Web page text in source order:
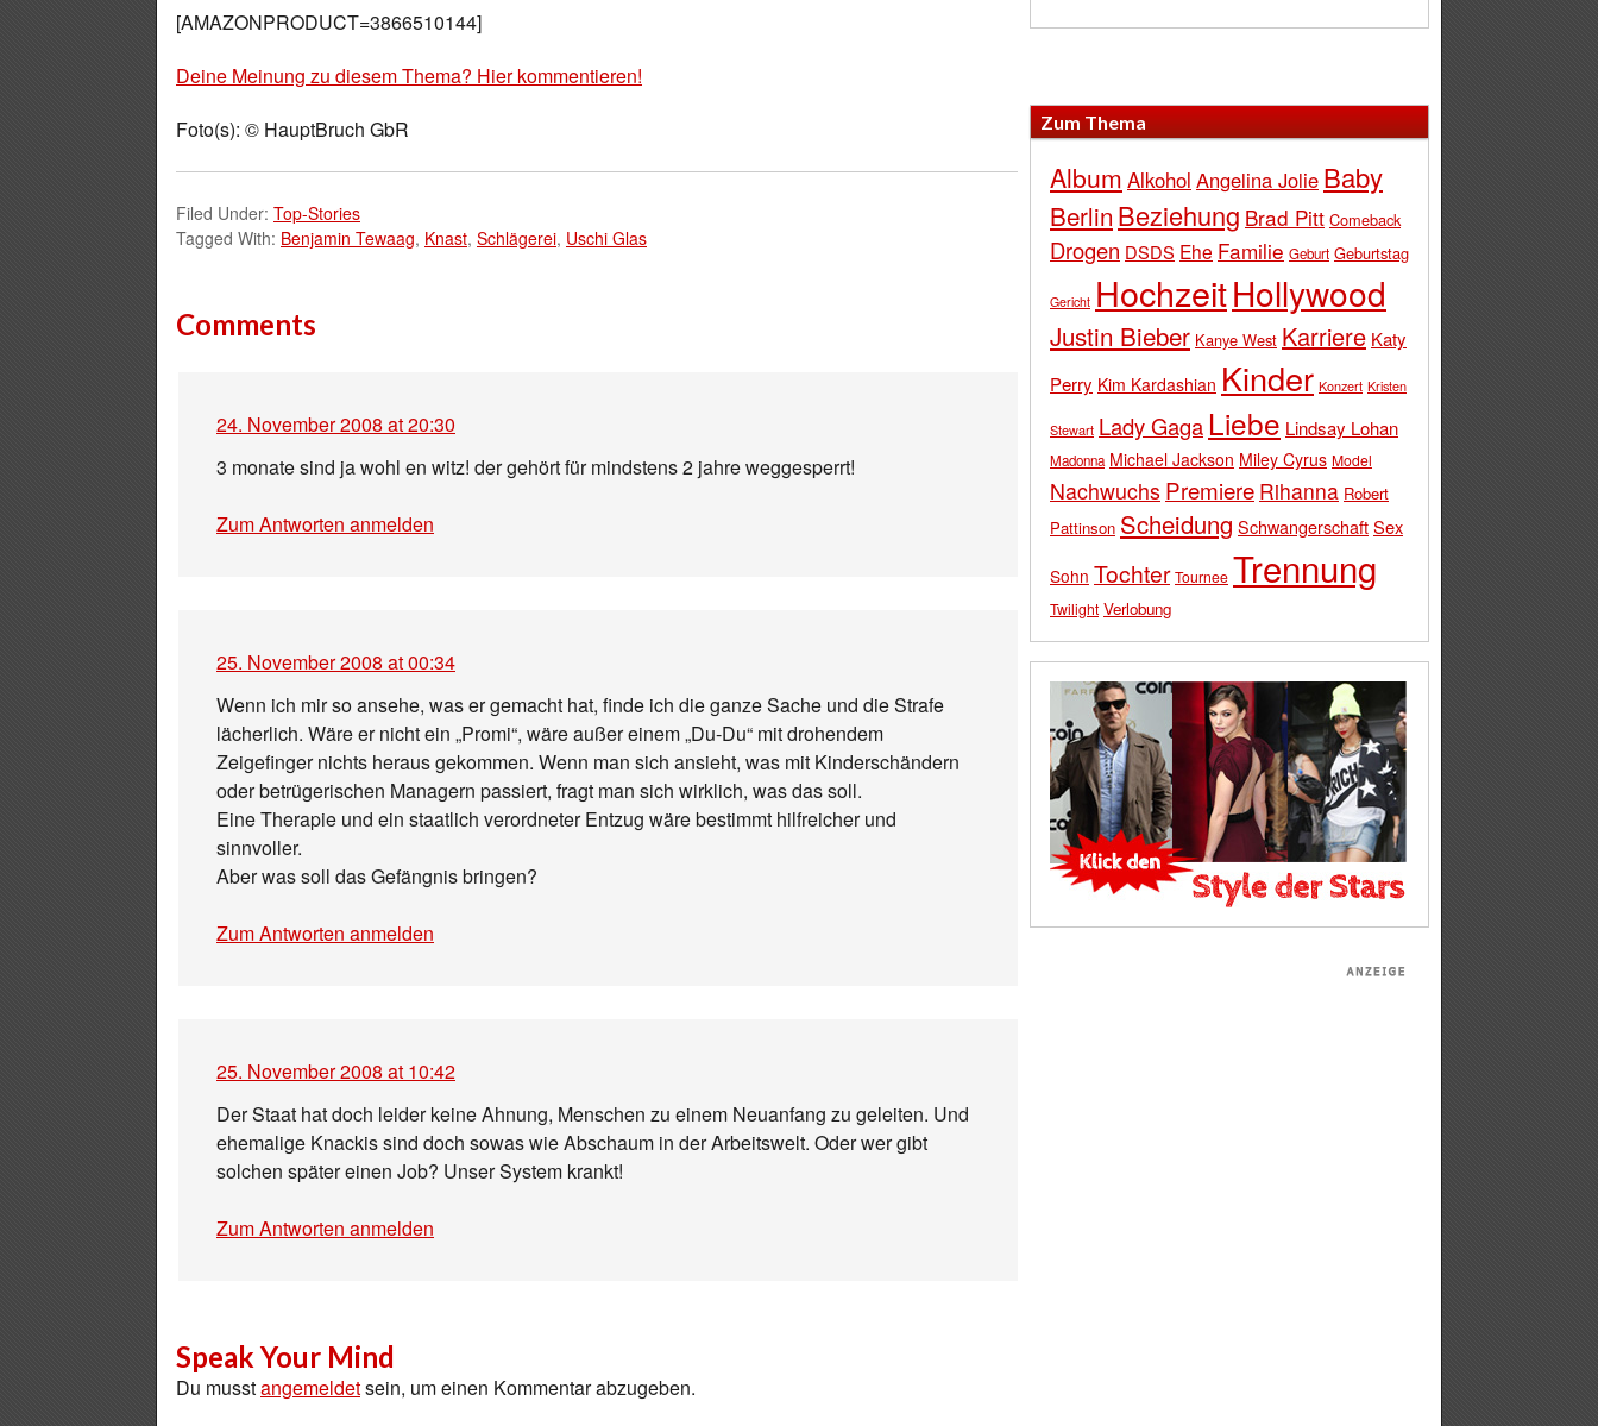
[AMAZONPRODUCT=3866510144]
Deine Meinung zu diesem Thema? Hier kommentieren!
Foto(s): © HauptBruch GbR
Filed Under: Top-Stories
Tagged With: Benjamin Tewaag, Knast, Schlägerei, Uschi Glas
Comments
24. November 2008 at 20:30
3 monate sind ja wohl en witz! der gehört für mindstens 2 jahre weggesperrt!
Zum Antworten anmelden
25. November 2008 at 00:34
Wenn ich mir so ansehe, was er gemacht hat, finde ich die ganze Sache und die Strafe
lächerlich. Wäre er nicht ein „Promi“, wäre außer einem „Du-Du“ mit drohendem
Zeigefinger nichts heraus gekommen. Wenn man sich ansieht, was mit Kinderschändern
oder betrügerischen Managern passiert, fragt man sich wirklich, was das soll.
Eine Therapie und ein staatlich verordneter Entzug wäre bestimmt hilfreicher und
sinnvoller.
Aber was soll das Gefängnis bringen?
Zum Antworten anmelden
25. November 2008 at 10:42
Der Staat hat doch leider keine Ahnung, Menschen zu einem Neuanfang zu geleiten. Und
ehemalige Knackis sind doch sowas wie Abschaum in der Arbeitswelt. Oder wer gibt
solchen später einen Job? Unser System krankt!
Zum Antworten anmelden
Speak Your Mind
Du musstangemeldetsein, um einen Kommentar abzugeben.
Zum Thema
Album Alkohol Angelina Jolie Baby
Berlin Beziehung Brad Pitt Comeback
Drogen DSDS Ehe Familie Geburt Geburtstag
Gericht HochzeitHollywood
Justin Bieber Kanye West Karriere Katy
Perry Kim Kardashian Kinder Konzert Kristen
Stewart Lady Gaga Liebe Lindsay Lohan
Madonna Michael Jackson Miley Cyrus Model
Nachwuchs Premiere Rihanna Robert
Pattinson Scheidung SchwangerschaftSex
Sohn Tochter Tournee Trennung
Twilight Verlobung